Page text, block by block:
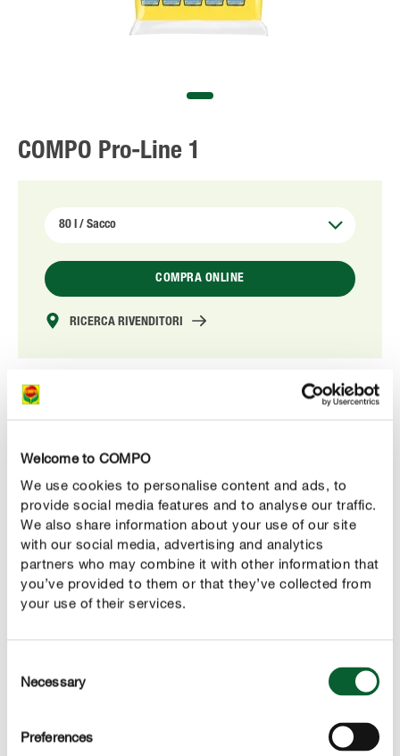
Welcome to COMPO
We use cookies to personalise content and ads, to
provide social media features and to analyse our traffic.
We also share information about your use of our site
with our social media, advertising and analytics
partners who may combine it with other information that
you’ve provided to them or that they’ve collected from
your use of their services.
Selection
Necessary
Preferences
COMPO Pro-Line 1
COMPRA ONLINE
RICERCA RIVENDITORI
Vantaggi
sfagno pregiata
Substrato di coltivazione pronto all’uso
Ideale per semina e taleaggio
Esenti da parassiti e semi di erbe infestanti